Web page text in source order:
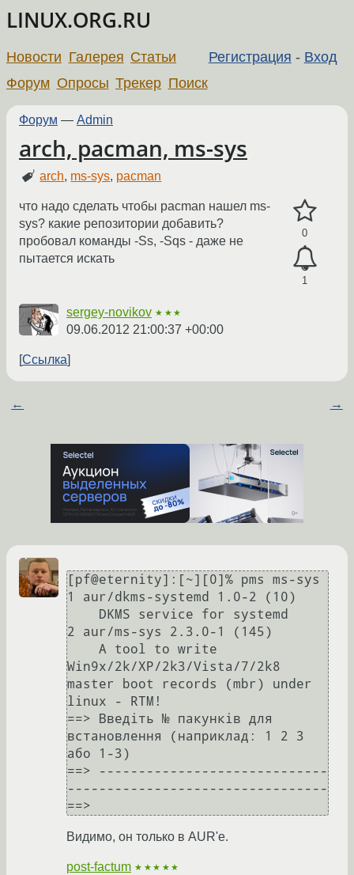
LINUX.ORG.RU
Регистрация - Вход
Новости Галерея Статьи
Форум Опросы Трекер Поиск
Форум — Admin
arch, pacman, ms-sys
arch, ms-sys, pacman
0
1
что надо сделать чтобы pacman нашел ms-
sys? какие репозитории добавить?
пробовал команды -Ss, -Sqs - даже не
пытается искать
sergey-novikov ★★★
09.06.2012 21:00:37 +00:00
Ссылка
← →
[pf@eternity]:[~][0]% pms ms-sys
1 aur/dkms-systemd 1.0-2 (10)
2 aur/ms-sys 2.3.0-1 (145)
Win9x/2k/XP/2k3/Vista/7/2k8
master boot records (mbr) under
linux - RTM!
==> Введіть № пакунків для
встановлення (наприклад: 1 2 3
або 1-3)
==> -----------------------------
---------------------------------
==>
Видимо, он только в AUR'е.
post-factum ★★★★★